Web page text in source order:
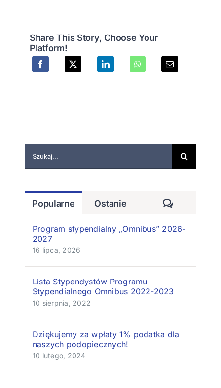
Share This Story, Choose Your
Platform!
Popularne Ostanie
Program stypendialny „Omnibus” 2026-
2027
16 lipca, 2026
Lista Stypendystów Programu
Stypendialnego Omnibus 2022-2023
10 sierpnia, 2022
Dziękujemy za wpłaty 1% podatka dla
naszych podopiecznych!
10 lutego, 2024